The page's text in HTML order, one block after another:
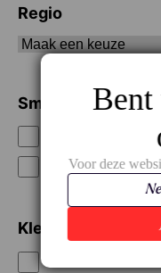
Regio
Smaak / Type
Kleur
Bent
Voor deze